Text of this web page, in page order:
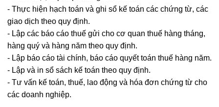
- Thực hiện hạch toán và ghi sổ kế toán các chứng từ, các
giao dịch theo quy định.
- Lập các báo cáo thuế gửi cho cơ quan thuế hàng tháng,
hàng quý và hàng năm theo quy định.
- Lập báo cáo tài chính, báo cáo quyết toán thuế hàng năm.
- Lập và in sổ sách kế toán theo quy định.
- Tư vấn kế toán, thuế, lao động và hóa đơn chứng từ cho
các doanh nghiệp.